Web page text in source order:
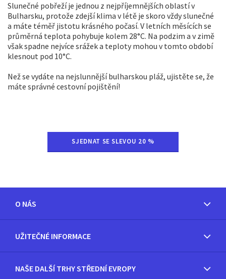
Slunečné pobřeží je jednou z nejpříjemnějších oblastí v
Bulharsku, protože zdejší klima v létě je skoro vždy slunečné
a máte téměř jistotu krásného počasí. V letních měsících se
průměrná teplota pohybuje kolem 28°C. Na podzim a v zimě
však spadne nejvíce srážek a teploty mohou v tomto období
klesnout pod 10°C.
Než se vydáte na nejslunnější bulharskou pláž, ujistěte se, že
máte správné cestovní pojištění!
SJEDNAT SE SLEVOU 20 %
O NÁS
UŽITEČNÉ INFORMACE
NAŠE DALŠÍ TRHY STŘEDNÍ EVROPY